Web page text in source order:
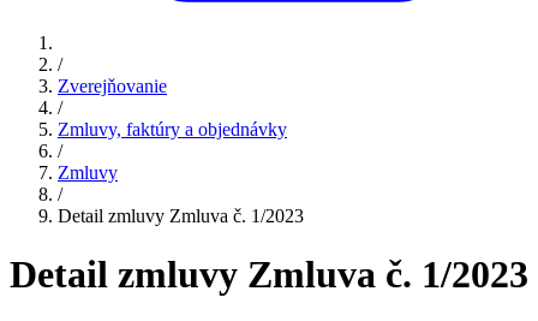
/
Zverejňovanie
/
Zmluvy, faktúry a objednávky
/
Zmluvy
/
Detail zmluvy Zmluva č. 1/2023
Detail zmluvy Zmluva č. 1/2023